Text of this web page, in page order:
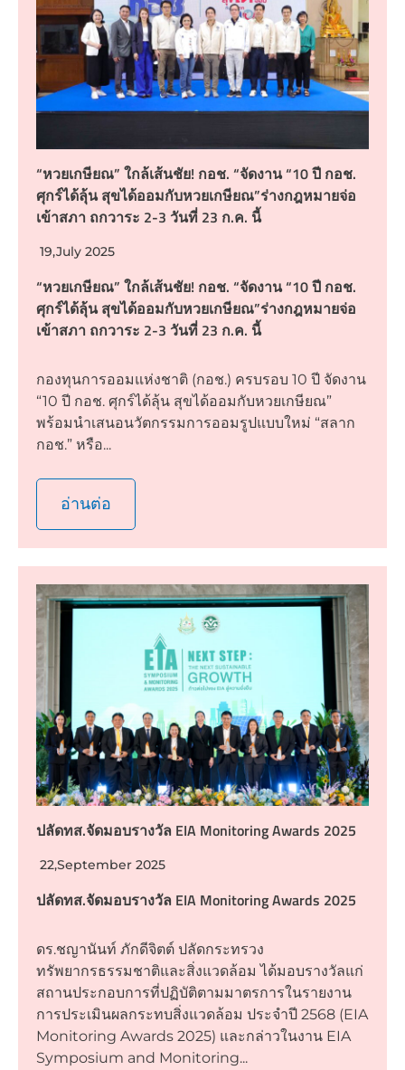
“หวยเกษียณ” ใกล้เส้นชัย! กอช. “จัดงาน “10 ปี กอช.
ศุกร์ได้ลุ้น สุขได้ออมกับหวยเกษียณ”ร่างกฎหมายจ่อ
เข้าสภา ถกวาระ 2-3 วันที่ 23 ก.ค. นี้
19,July 2025
“หวยเกษียณ” ใกล้เส้นชัย! กอช. “จัดงาน “10 ปี กอช.
ศุกร์ได้ลุ้น สุขได้ออมกับหวยเกษียณ”ร่างกฎหมายจ่อ
เข้าสภา ถกวาระ 2-3 วันที่ 23 ก.ค. นี้
กองทุนการออมแห่งชาติ (กอช.) ครบรอบ 10 ปี จัดงาน
“10 ปี กอช. ศุกร์ได้ลุ้น สุขได้ออมกับหวยเกษียณ”
พร้อมนำเสนอนวัตกรรมการออมรูปแบบใหม่ “สลาก
กอช.” หรือ...
อ่านต่อ
ปลัดทส.จัดมอบรางวัล EIA Monitoring Awards 2025
22,September 2025
ปลัดทส.จัดมอบรางวัล EIA Monitoring Awards 2025
ดร.ชญานันท์ ภักดีจิตต์ ปลัดกระทรวง
ทรัพยากรธรรมชาติและสิ่งแวดล้อม ได้มอบรางวัลแก่
สถานประกอบการที่ปฏิบัติตามมาตรการในรายงาน
การประเมินผลกระทบสิ่งแวดล้อม ประจำปี 2568 (EIA
Monitoring Awards 2025) และกล่าวในงาน EIA
Symposium and Monitoring...